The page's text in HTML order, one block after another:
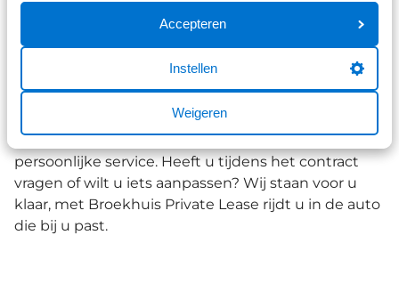
Accepteren
Instellen
Weigeren
Waarom Private Lease bij
Private Lease via Broekhuis betekent zorgeloos
rijden in een auto die écht bij u past. Eén vast
maandbedrag, geen onverwachte kosten én altijd
persoonlijke service. Heeft u tijdens het contract
vragen of wilt u iets aanpassen? Wij staan voor u
klaar, met Broekhuis Private Lease rijdt u in de auto
die bij u past.